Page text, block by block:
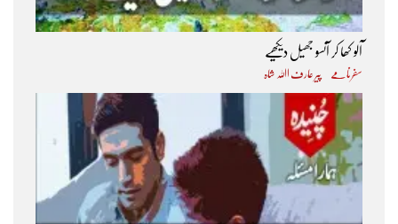
آلو کھا کر آنسو جھیل دیکھیے
سفرنامے پیر عارف اﷲ شاہ